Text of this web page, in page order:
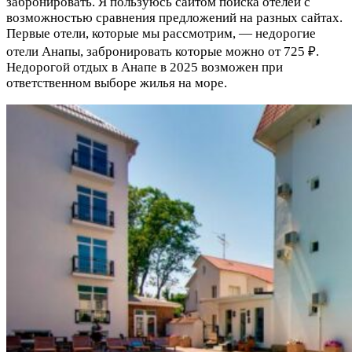
возможностью сравнения предложений на разных сайтах.
Первые отели, которые мы рассмотрим, — недорогие
отели Анапы, забронировать которые можно от 725 ₽.
Недорогой отдых в Анапе в 2025 возможен при
ответственном выборе жилья на море.